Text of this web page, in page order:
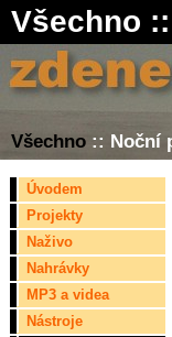
Všechno ::
Všechno :: Noční
Úvodem
Projekty
Naživo
Nahrávky
MP3 a videa
Nástroje